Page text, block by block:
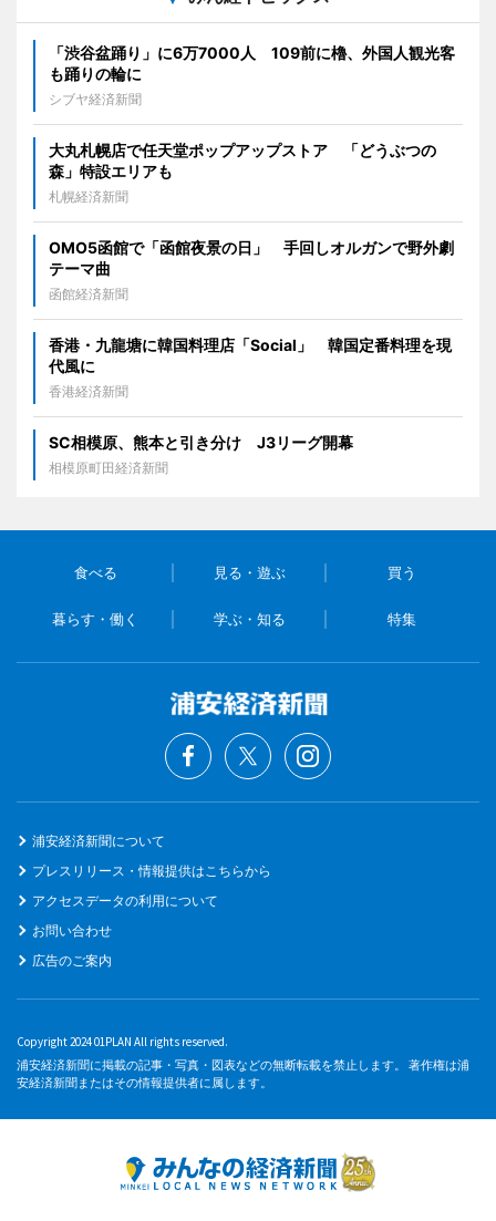
「渋谷盆踊り」に6万7000人 109前に櫓、外国人観光客
も踊りの輪に
シブヤ経済新聞
大丸札幌店で任天堂ポップアップストア 「どうぶつの
森」特設エリアも
札幌経済新聞
OMO5函館で「函館夜景の日」 手回しオルガンで野外劇
テーマ曲
函館経済新聞
香港・九龍塘に韓国料理店「Social」 韓国定番料理を現
代風に
香港経済新聞
SC相模原、熊本と引き分け J3リーグ開幕
相模原町田経済新聞
食べる 見る・遊ぶ 買う
暮らす・働く 学ぶ・知る 特集
浦安経済新聞について
プレスリリース・情報提供はこちらから
アクセスデータの利用について
お問い合わせ
広告のご案内
Copyright 2024 01PLAN All rights reserved.
浦安経済新聞に掲載の記事・写真・図表などの無断転載を禁止します。 著作権は浦
安経済新聞またはその情報提供者に属します。